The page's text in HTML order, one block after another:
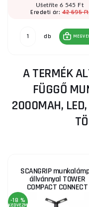
Ušetříte 6 545 Ft
Eredeti ár:42 695 Ft
db
A TERMÉK
FÜGGŐ
2000MAH,
SCANGRIP
állvánnyal TOWER
COMPACT CONNECT
-18 %
KEDVEZMÉNY